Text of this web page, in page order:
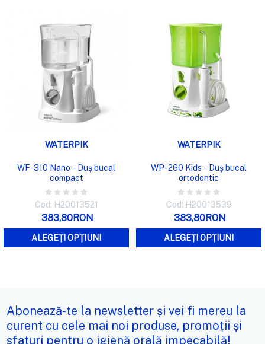
WATERPIK
WF-310 Nano - Duș bucal
compact
Cod: H20013521
383,80RON
ALEGEȚI OPȚIUNI
WATERPIK
WP-260 Kids - Duș bucal
ortodontic
Cod: H20013539
383,80RON
ALEGEȚI OPȚIUNI
Abonează-te la newsletter și vei fi mereu la
curent cu cele mai noi produse, promoții și
sfaturi pentru o igienă orală impecabilă!